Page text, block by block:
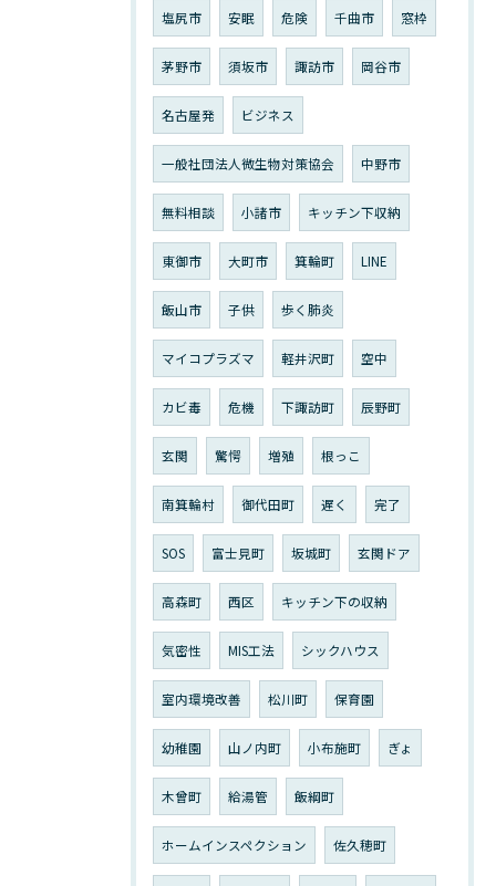
塩尻市 安眠 危険 千曲市 窓枠
茅野市 須坂市 諏訪市 岡谷市
名古屋発 ビジネス
一般社団法人微生物対策協会 中野市
無料相談 小諸市 キッチン下収納
東御市 大町市 箕輪町 LINE
飯山市 子供 歩く肺炎
マイコプラズマ 軽井沢町 空中
カビ毒 危機 下諏訪町 辰野町
玄関 驚愕 増殖 根っこ
南箕輪村 御代田町 遅く 完了
SOS 富士見町 坂城町 玄関ドア
高森町 西区 キッチン下の収納
気密性 MIS工法 シックハウス
室内環境改善 松川町 保育園
幼稚園 山ノ内町 小布施町 ぎょ
木曾町 給湯管 飯綱町
ホームインスペクション 佐久穂町